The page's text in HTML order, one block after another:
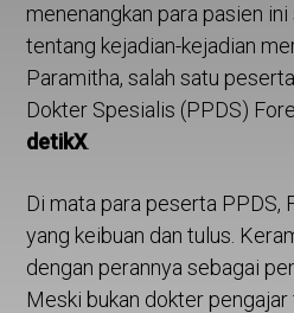
menenangkan para pasien
tentang kejadian-kejadian
Paramitha, salah satu
Dokter Spesialis (PPDS)
detikX.
Di mata para peserta PPDS,
yang keibuan dan tulus.
dengan perannya sebagai
Meski bukan dokter